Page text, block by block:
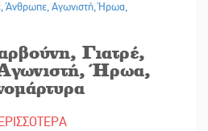
Γιατρέ,
Ήρωα,